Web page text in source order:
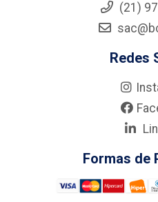
(21)
Redes
Formas de